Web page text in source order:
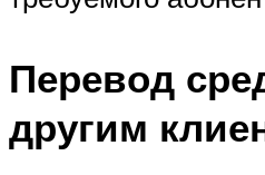
Перевод
другим